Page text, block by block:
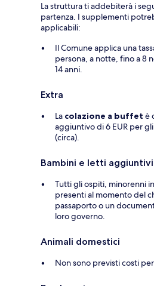
La struttura ti addebiterà i
partenza. I supplementi
applicabili:
Il Comune applica una
persona, a notte, fino a 8
14 anni.
Extra
La colazione a buffet è
aggiuntivo di 6 EUR per
(circa).
Bambini e letti aggiuntivi
Tutti gli ospiti, minorenni
presenti al momento del
passaporto o un
loro governo.
Animali domestici
Non sono previsti costi